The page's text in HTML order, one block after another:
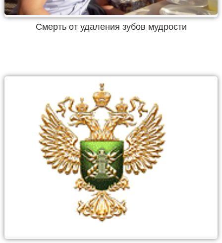
Смерть от удаления зубов мудрости